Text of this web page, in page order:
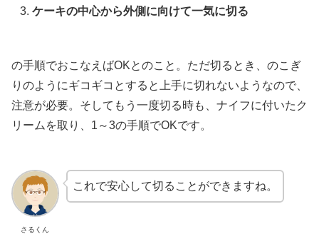
ケーキの中心から外側に向けて一気に切る
の手順でおこなえばOKとのこと。ただ切るとき、のこぎ
りのようにギコギコとすると上手に切れないようなので、
注意が必要。そしてもう一度切る時も、ナイフに付いたク
リームを取り、1～3の手順でOKです。
さるくん
これで安心して切ることができますね。